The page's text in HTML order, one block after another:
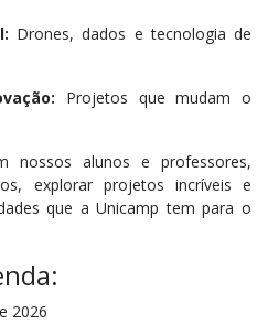
Drones, dados e tecnologia de
Projetos que mudam o
nossos alunos e professores,
explorar projetos incríveis e
que a Unicamp tem para o
2026